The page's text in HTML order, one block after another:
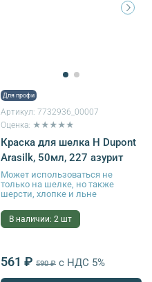
Для профи
Артикул: 7732936_00007
Оценка: ★★★★★
Краска для шелка H Dupont
Arasilk, 50мл, 227 азурит
Может использоваться не
только на шелке, но также
шерсти, хлопке и льне
В наличии: 2 шт
561 ₽ 590 ₽ с НДС 5%